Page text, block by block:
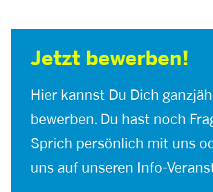
Jetzt bewerben!
Hier kannst Du Dich
bewerben. Du hast noch
Sprich persönlich mit uns
uns auf unseren Info-